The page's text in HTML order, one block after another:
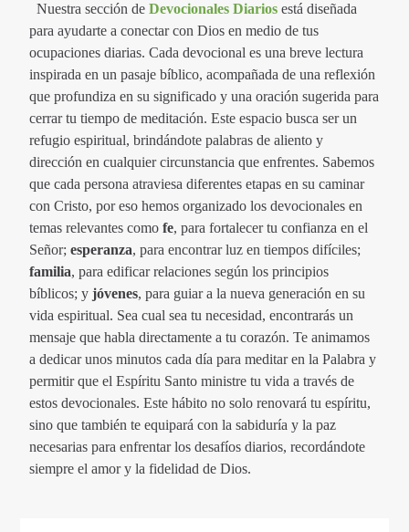
Nuestra sección deDevocionales Diarios está diseñada
para ayudarte a conectar con Dios en medio de tus
ocupaciones diarias. Cada devocional es una breve lectura
inspirada en un pasaje bíblico, acompañada de una reflexión
que profundiza en su significado y una oración sugerida para
cerrar tu tiempo de meditación. Este espacio busca ser un
refugio espiritual, brindándote palabras de aliento y
dirección en cualquier circunstancia que enfrentes. Sabemos
que cada persona atraviesa diferentes etapas en su caminar
con Cristo, por eso hemos organizado los devocionales en
temas relevantes comofe, para fortalecer tu confianza en el
Señor;esperanza, para encontrar luz en tiempos difíciles;
familia, para edificar relaciones según los principios
bíblicos; yjóvenes, para guiar a la nueva generación en su
vida espiritual. Sea cual sea tu necesidad, encontrarás un
mensaje que habla directamente a tu corazón. Te animamos
a dedicar unos minutos cada día para meditar en la Palabra y
permitir que el Espíritu Santo ministre tu vida a través de
estos devocionales. Este hábito no solo renovará tu espíritu,
sino que también te equipará con la sabiduría y la paz
necesarias para enfrentar los desafíos diarios, recordándote
siempre el amor y la fidelidad de Dios.